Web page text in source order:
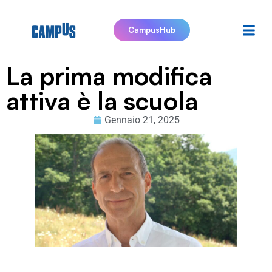
CampusHub
La prima modifica
attiva è la scuola
Gennaio 21, 2025